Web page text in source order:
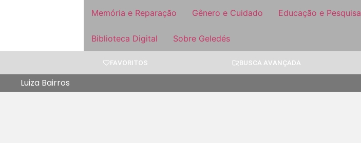
Memória e Reparação Gênero e Cuidado Educação e Pesquisa
Biblioteca Digital Sobre Geledés
FAVORITOS BUSCA AVANÇADA
Luiza Bairros